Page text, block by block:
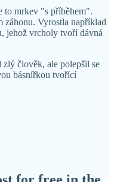
to mrkev "s příběhem".
záhonu. Vyrostla například
jehož vrcholy tvoří dávná
člověk, ale polepšil se
básnířkou tvořící